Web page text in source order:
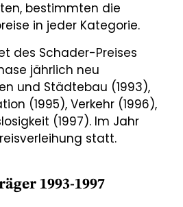
bestimmten die
in jeder Kategorie.
des Schader-Preises
jährlich neu
und Städtebau (1993),
(1995), Verkehr (1996),
(1997). Im Jahr
statt.
1993-1997